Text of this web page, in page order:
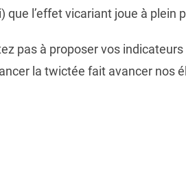
que l’effet vicariant joue à plein
pas à proposer vos
la twictée fait avancer nos